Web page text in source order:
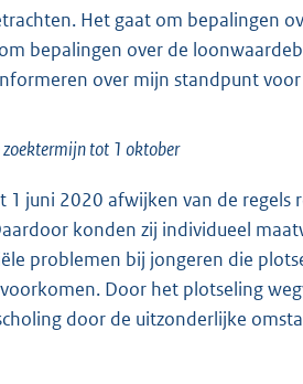
Het gaat om bepalingen
bepalingen over de
over mijn standpunt
tot 1 oktober
juni 2020 afwijken van de regels
konden zij individueel
problemen bij jongeren die
Door het plotseling
door de uitzonderlijke